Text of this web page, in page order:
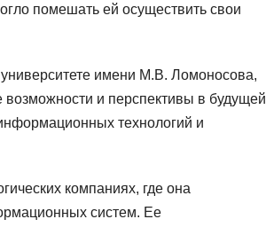
помешать ей осуществить свои
имени М.В. Ломоносова,
и перспективы в будущей
технологий и
компаниях, где она
систем. Ее